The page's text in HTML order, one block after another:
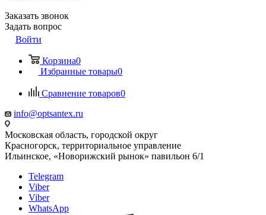
Заказать звонок
Задать вопрос
Войти
Корзина0
Избранные товары0
Сравнение товаров0
info@optsantex.ru
Московская область, городской округ
Красногорск, территориальное управление
Ильинское, «Новорижский рынок» павильон 6/1
Telegram
Viber
Viber
WhatsApp